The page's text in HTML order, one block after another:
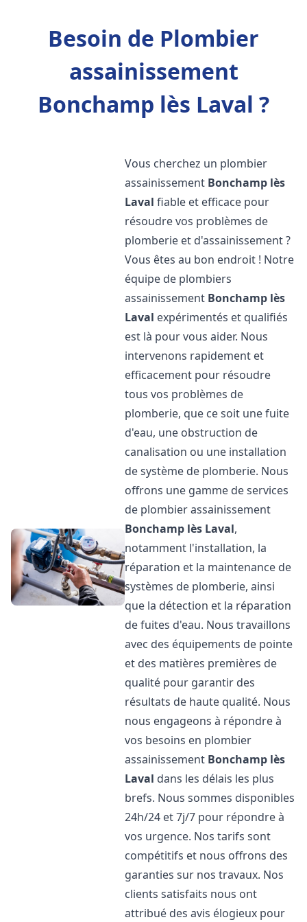
Besoin de Plombier
assainissement
Bonchamp lès Laval ?
Vous cherchez un plombier
assainissement Bonchamp lès
Laval fiable et efficace pour
résoudre vos problèmes de
plomberie et d'assainissement ?
Vous êtes au bon endroit ! Notre
équipe de plombiers
assainissement Bonchamp lès
Laval expérimentés et qualifiés
est là pour vous aider. Nous
intervenons rapidement et
efficacement pour résoudre
tous vos problèmes de
plomberie, que ce soit une fuite
d'eau, une obstruction de
canalisation ou une installation
de système de plomberie. Nous
offrons une gamme de services
de plombier assainissement
Bonchamp lès Laval,
notamment l'installation, la
réparation et la maintenance de
systèmes de plomberie, ainsi
que la détection et la réparation
de fuites d'eau. Nous travaillons
avec des équipements de pointe
et des matières premières de
qualité pour garantir des
résultats de haute qualité. Nous
nous engageons à répondre à
vos besoins en plombier
assainissement Bonchamp lès
Laval dans les délais les plus
brefs. Nous sommes disponibles
24h/24 et 7j/7 pour répondre à
vos urgence. Nos tarifs sont
compétitifs et nous offrons des
garanties sur nos travaux. Nos
clients satisfaits nous ont
attribué des avis élogieux pour